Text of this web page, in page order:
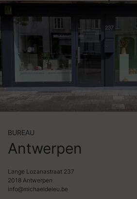
BUREAU
Antwerpen
Lange Lozanastraat 237
2018 Antwerpen
info@michaeldeleu.be